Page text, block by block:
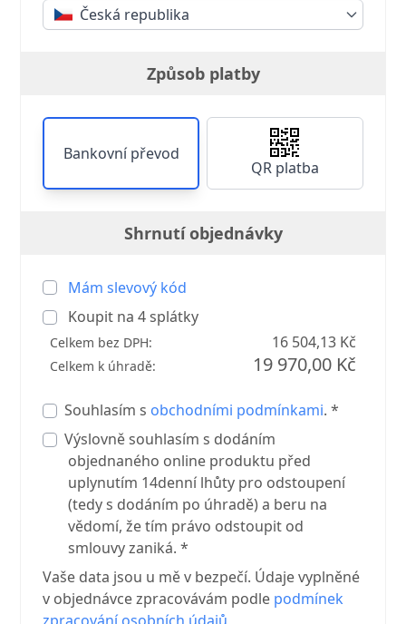
Česká republika
Způsob platby
Bankovní převod
QR platba
Shrnutí objednávky
Mám slevový kód
Koupit na4splátky
Celkem bez DPH: 16 504,13 Kč
Celkem k úhradě: 19 970,00 Kč
Souhlasím s obchodními podmínkami. *
Výslovně souhlasím s dodáním
objednaného online produktu před
uplynutím 14denní lhůty pro odstoupení
(tedy s dodáním po úhradě) a beru na
vědomí, že tím právo odstoupit od
smlouvy zaniká. *
Vaše data jsou u mě v bezpečí. Údaje vyplněné
v objednávce zpracovávám podle podmínek